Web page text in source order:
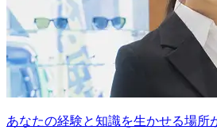
あなたの経験と知識を生かせる場所